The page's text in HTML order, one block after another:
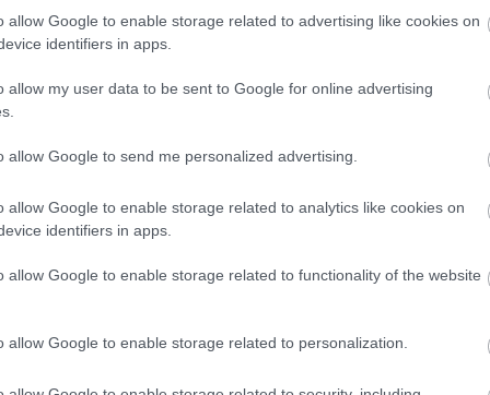
allow Google to enable storage related to advertising like cookies on
identifiers in apps.
allow my user data to be sent to Google for online advertising
allow Google to send me personalized advertising.
allow Google to enable storage related to analytics like cookies on
identifiers in apps.
allow Google to enable storage related to functionality of the website
allow Google to enable storage related to personalization.
csak részben igaz. Viszonyítsd egy frissen kijött játék
mozijegyet vehetsz rajta, illetve egy átlag srác heti
a magyar árértékével... És most nem panaszkodni
csak ez van.
(ha egyaltalan). Nem hinnem, hogy megerne. Nem
ora. Plusz a legtobb esetben csak felmesz a youtube-ra,
es bar megtehetnem, akkor sem fizetnem ki. Ahogy
meg, mert a vege ugyanaz. Marmint a jatek. Ha fanatikus
CGI mozira beulnek. A Beowulf is tetszett, de azt sem
egy igazi diszf@sz. Valaki elb@szhatna mar egy